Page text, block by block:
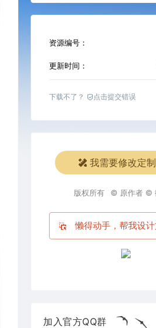
资源编号：
更新时间：
下载不了？ 点击提交错误
我需要修改定
版权所有 © 原作者 ©
懒得动手，帮我设
加入官方QQ群